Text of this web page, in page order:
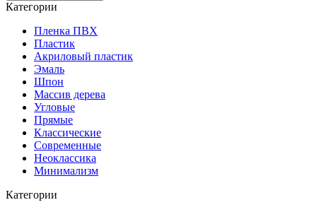
Категории
Пленка ПВХ
Пластик
Акриловый пластик
Эмаль
Шпон
Массив дерева
Угловые
Прямые
Классические
Современные
Неоклассика
Минимализм
Категории